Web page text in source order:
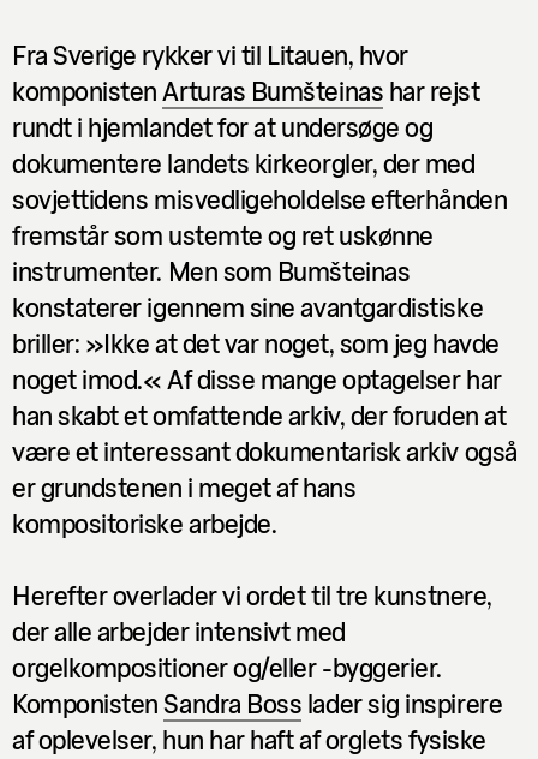
Fra Sverige rykker vi til Litauen, hvor
komponistenArturas Bumšteinas har rejst
rundt i hjemlandet for at undersøge og
dokumentere landets kirkeorgler, der med
sovjettidens misvedligeholdelse efterhånden
fremstår som ustemte og ret uskønne
instrumenter. Men som Bumšteinas
konstaterer igennem sine avantgardistiske
briller: »Ikke at det var noget, som jeg havde
noget imod.« Af disse mange optagelser har
han skabt et omfattende arkiv, der foruden at
være et interessant dokumentarisk arkiv også
er grundstenen i meget af hans
kompositoriske arbejde.
Herefter overlader vi ordet til tre kunstnere,
der alle arbejder intensivt med
orgelkompositioner og/eller -byggerier.
KomponistenSandra Boss lader sig inspirere
af oplevelser, hun har haft af orglets fysiske